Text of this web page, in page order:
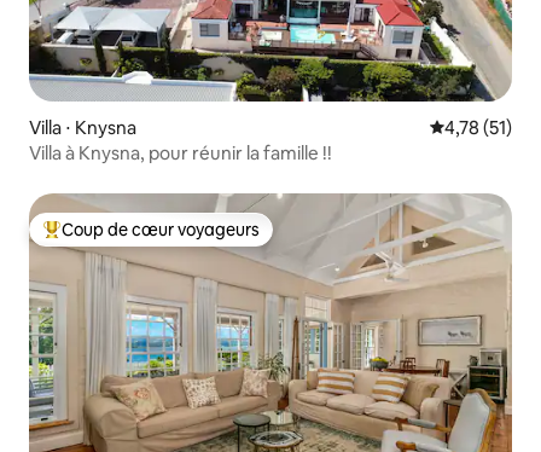
Villa ⋅ Knysna Évaluation
4,78 (51)
Villa à Knysna, pour réunir la famille !!
Coups de cœur voyageurs les plus appréciés
Coup de cœur voyageurs